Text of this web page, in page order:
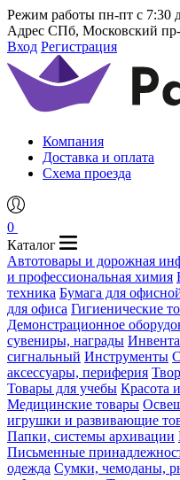
Режим работы пн-пт с 7:30
Адрес СПб, Московский
Вход Регистрация
Компания
Доставка и оплата
Схема проезда
0
Каталог
Автотовары и дорожная
и профессиональная химия
техника Бумага для
для офиса Гигиенические
Демонстрационное
сувениры, награды
сигнальный Инструменты
аксессуары, периферия
Товары для учебы Красота
Медицинские товары
игрушки и развивающие
Папки, системы архивации
Письменные
одежда Сумки, чемоданы,